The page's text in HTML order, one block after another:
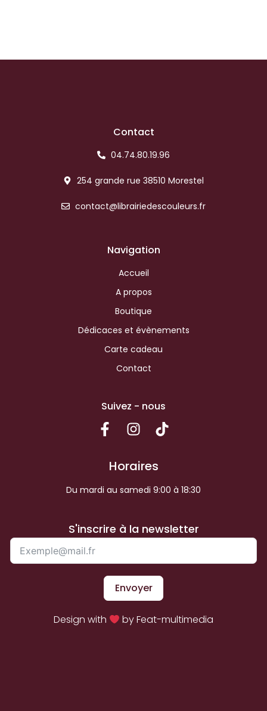
Contact
04.74.80.19.96
254 grande rue 38510 Morestel
contact@librairiedescouleurs.fr
Navigation
Accueil
A propos
Boutique
Dédicaces et évènements
Carte cadeau
Contact
Suivez - nous
Horaires
Du mardi au samedi 9:00 à 18:30
S'inscrire à la newsletter
Envoyer
Design with by Feat-multimedia